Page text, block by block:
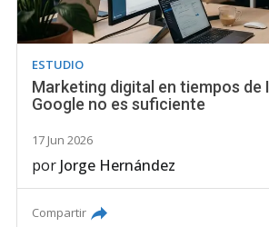
ESTUDIO
Marketing digital en tiempos de
Google no es suficiente
17 Jun 2026
por Jorge Hernández
Compartir